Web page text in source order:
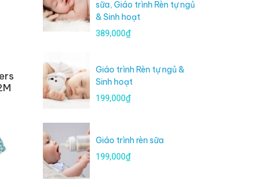
sữa, Giáo trình Rèn tự ngủ
& Sinh hoạt
389,000₫
Giáo trình Rèn tự ngủ &
Sinh hoạt
199,000₫
Giáo trình rèn sữa
199,000₫